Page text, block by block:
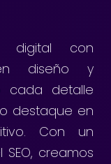
digital con
diseño y
cada detalle
destaque en
Con un
creamos